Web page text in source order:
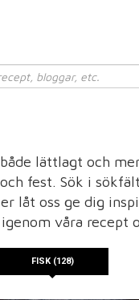
lättlagt och
fest. Sök i
låt oss ge dig
våra recept
FISK (128)